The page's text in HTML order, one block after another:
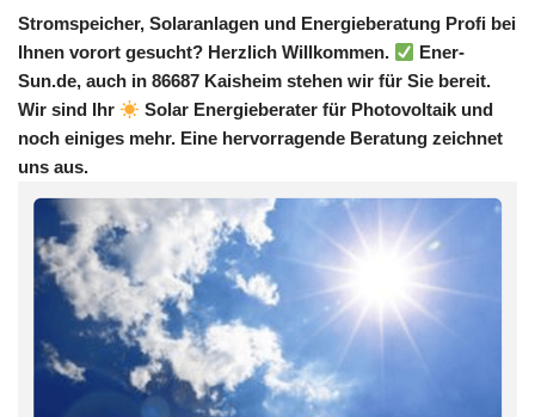
Stromspeicher, Solaranlagen und Energieberatung Profi bei
Ihnen vorort gesucht? Herzlich Willkommen.
Ener-
Sun.de, auch in 86687 Kaisheim stehen wir für Sie bereit.
Wir sind Ihr
Solar Energieberater für Photovoltaik und
noch einiges mehr. Eine hervorragende Beratung zeichnet
uns aus.